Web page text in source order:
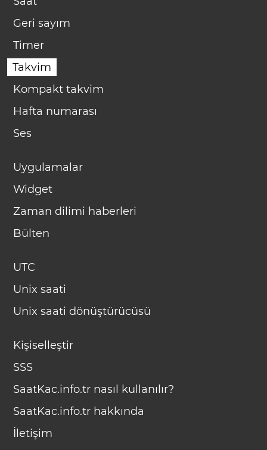
Geri sayım
Timer
Takvim
Kompakt takvim
Hafta numarası
Ses
Uygulamalar
Widget
Zaman dilimi haberleri
Bülten
UTC
Unix saati
Unix saati dönüştürücüsü
Kişiselleştir
SSS
SaatKac.info.tr nasıl kullanılır?
SaatKac.info.tr hakkında
İletişim